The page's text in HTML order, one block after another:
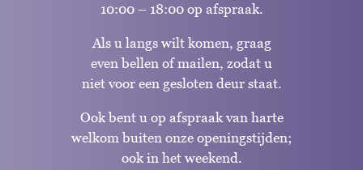
10:00 – 18:00 op afspraak.
Als u langs wilt komen, graag
even bellen of mailen, zodat u
niet voor een gesloten deur staat.
Ook bent u op afspraak van harte
welkom buiten onze openingstijden;
ook in het weekend.